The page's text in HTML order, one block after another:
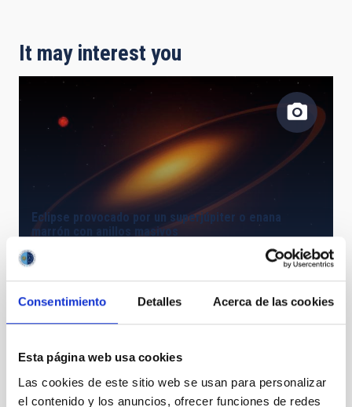
Consentimiento Detalles Acerca de las cookies
Esta página web usa cookies
Las cookies de este sitio web se usan para personalizar
el contenido y los anuncios, ofrecer funciones de redes
It may interest you
Eclipse provocado por un superjúpiter o enana
marrón con anillos masivos